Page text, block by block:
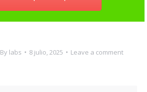
By labs 8 julio, 2025 Leave a comment